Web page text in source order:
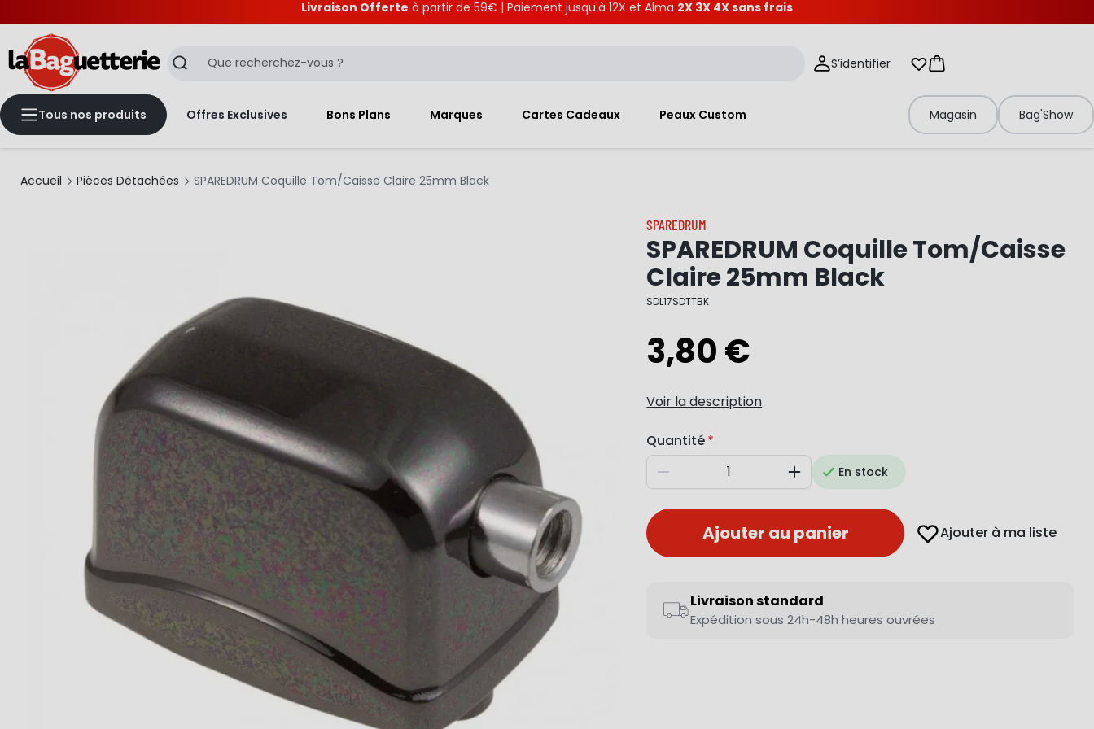
Livraison Offerte à partir de 59€ | Paiement jusqu'à 12X et Alma 2X 3X 4X sans frais
Recherche S’identifier Mes listes d'envies
Panier
Tous nos produits Offres Exclusives Bons Plans Marques Cartes Cadeaux Peaux Custom Magasin Bag'Show
Accueil Pièces Détachées SPAREDRUM Coquille Tom/Caisse Claire 25mm Black
SPAREDRUM
SPAREDRUM Coquille Tom/Caisse
Claire 25mm Black
SDL17SDTTBK
3,80 €
Voir la description
Quantité
Diminuer AugmenterEn stock
Ajouter au panier Ajouter à ma liste
Livraison standard
Expédition sous 24h-48h heures ouvrées